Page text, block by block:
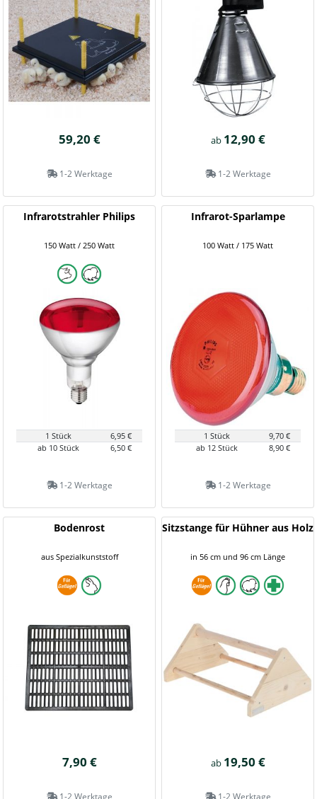
59,20 €
1-2 Werktage
ab 12,90 €
1-2 Werktage
Infrarotstrahler Philips
150 Watt / 250 Watt
1 Stück
6,95 €
ab 10 Stück
6,50 €
1-2 Werktage
Infrarot-Sparlampe
100 Watt / 175 Watt
1 Stück
9,70 €
ab 12 Stück
8,90 €
1-2 Werktage
Bodenrost
aus Spezialkunststoff
7,90 €
1-2 Werktage
Sitzstange für Hühner aus Holz
in 56 cm und 96 cm Länge
ab 19,50 €
1-2 Werktage